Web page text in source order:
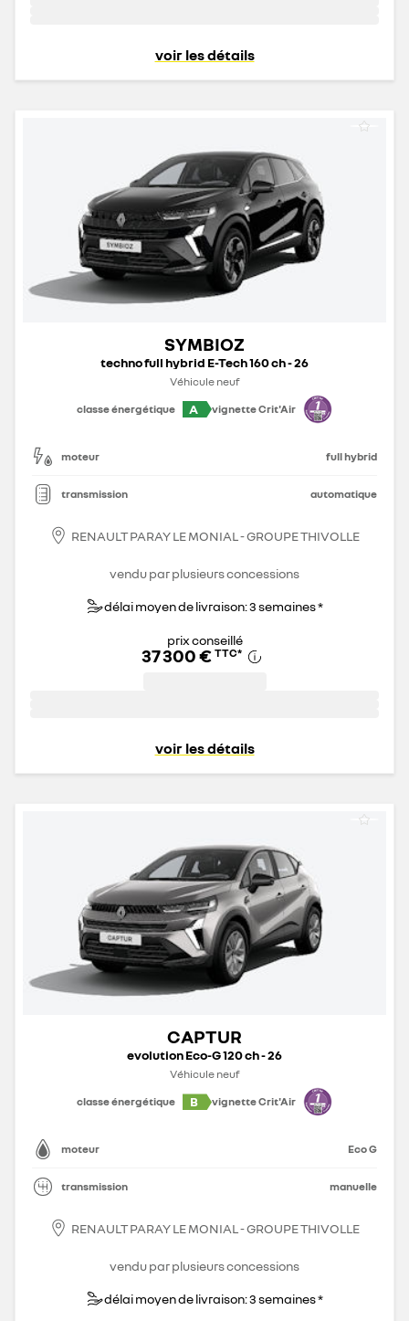
voir les détails
SYMBIOZ
techno full hybrid E-Tech 160 ch - 26
Véhicule neuf
classe énergétique
A vignette Crit'Air
moteur full hybrid
transmission automatique
RENAULT PARAY LE MONIAL - GROUPE THIVOLLE
vendu par plusieurs concessions
délai moyen de livraison: 3 semaines *
prix conseillé
37 300 € TTC*
voir les détails
CAPTUR
evolution Eco-G 120 ch - 26
Véhicule neuf
classe énergétique
B vignette Crit'Air
moteur Eco G
transmission manuelle
RENAULT PARAY LE MONIAL - GROUPE THIVOLLE
vendu par plusieurs concessions
délai moyen de livraison: 3 semaines *